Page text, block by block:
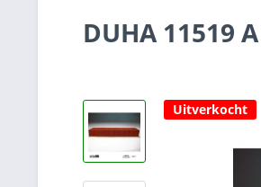
DUHA 11519
Uitverkocht